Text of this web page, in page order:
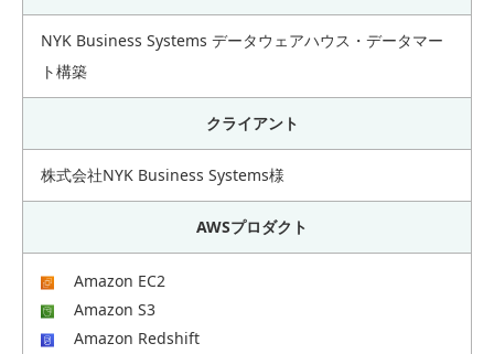
NYK Business Systems データウェアハウス・データマー
ト構築
クライアント
株式会社NYK Business Systems様
AWSプロダクト
Amazon EC2
Amazon S3
Amazon Redshift